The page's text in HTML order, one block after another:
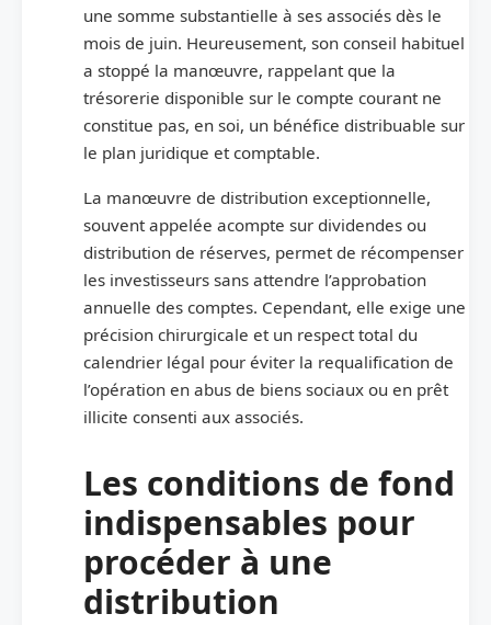
une somme substantielle à ses associés dès le
mois de juin. Heureusement, son conseil habituel
a stoppé la manœuvre, rappelant que la
trésorerie disponible sur le compte courant ne
constitue pas, en soi, un bénéfice distribuable sur
le plan juridique et comptable.
La manœuvre de distribution exceptionnelle,
souvent appelée acompte sur dividendes ou
distribution de réserves, permet de récompenser
les investisseurs sans attendre l’approbation
annuelle des comptes. Cependant, elle exige une
précision chirurgicale et un respect total du
calendrier légal pour éviter la requalification de
l’opération en abus de biens sociaux ou en prêt
illicite consenti aux associés.
Les conditions de fond
indispensables pour
procéder à une
distribution